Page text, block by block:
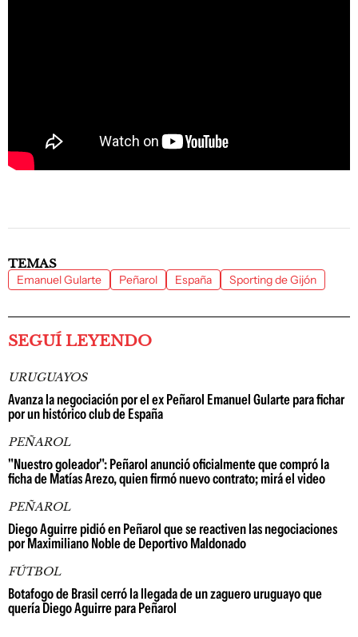
TEMAS
Emanuel Gularte Peñarol España Sporting de Gijón
SEGUÍ LEYENDO
URUGUAYOS
Avanza la negociación por el ex Peñarol Emanuel Gularte para fichar
por un histórico club de España
PEÑAROL
"Nuestro goleador": Peñarol anunció oficialmente que compró la
ficha de Matías Arezo, quien firmó nuevo contrato; mirá el video
PEÑAROL
Diego Aguirre pidió en Peñarol que se reactiven las negociaciones
por Maximiliano Noble de Deportivo Maldonado
FÚTBOL
Botafogo de Brasil cerró la llegada de un zaguero uruguayo que
quería Diego Aguirre para Peñarol